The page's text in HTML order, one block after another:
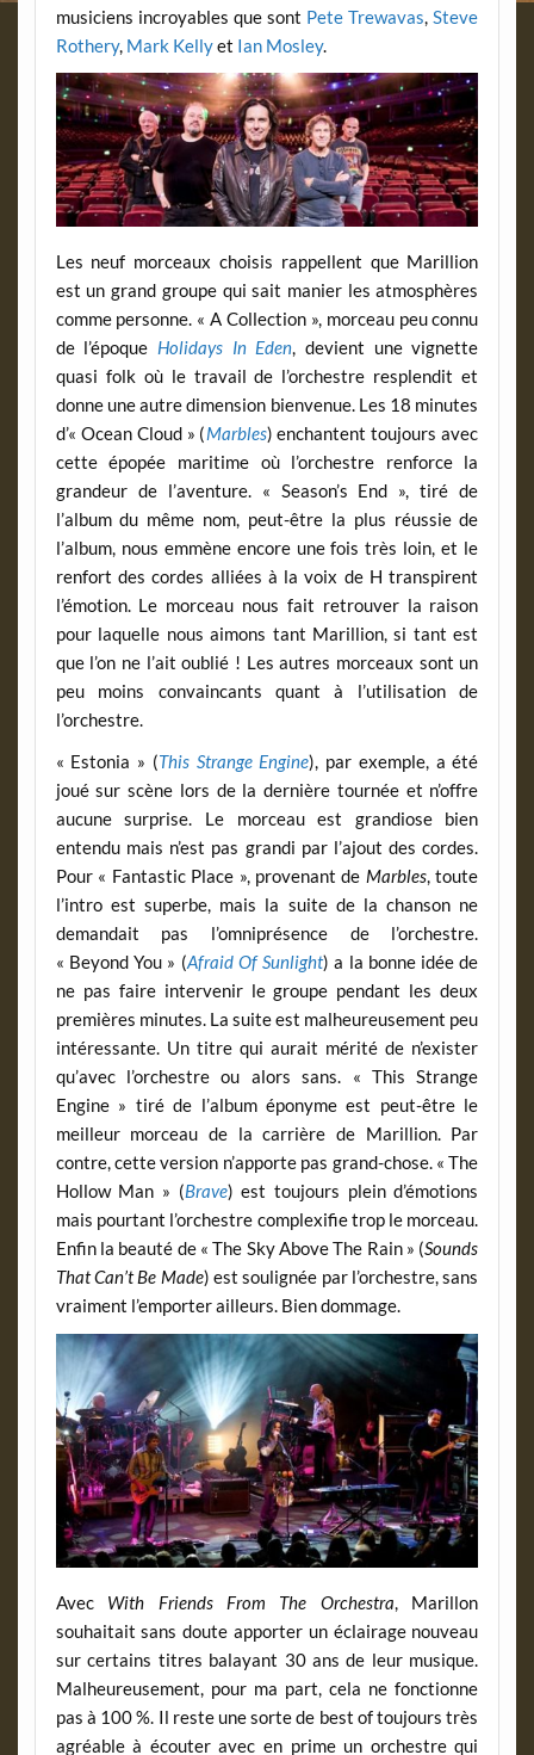
musiciens incroyables que sont Pete Trewavas,Steve
Rothery, Mark Kellyet Ian Mosley.
Les neuf morceaux choisis rappellent que Marillion
est un grand groupe qui sait manier les atmosphères
comme personne. « A Collection », morceau peu connu
de l’époque Holidays In Eden, devient une vignette
quasi folk où le travail de l’orchestre resplendit et
donne une autre dimension bienvenue. Les 18 minutes
d’« Ocean Cloud » (Marbles) enchantent toujours avec
cette épopée maritime où l’orchestre renforce la
grandeur de l’aventure. « Season’s End », tiré de
l’album du même nom, peut-être la plus réussie de
l’album, nous emmène encore une fois très loin, et le
renfort des cordes alliées à la voix de H transpirent
l’émotion. Le morceau nous fait retrouver la raison
pour laquelle nous aimons tant Marillion, si tant est
que l’on ne l’ait oublié ! Les autres morceaux sont un
peu moins convaincants quant à l’utilisation de
l’orchestre.
« Estonia » (This Strange Engine), par exemple, a été
joué sur scène lors de la dernière tournée et n’offre
aucune surprise. Le morceau est grandiose bien
entendu mais n’est pas grandi par l’ajout des cordes.
Pour « Fantastic Place », provenant de Marbles, toute
l’intro est superbe, mais la suite de la chanson ne
demandait pas l’omniprésence de l’orchestre.
« Beyond You » (Afraid Of Sunlight) a la bonne idée de
ne pas faire intervenir le groupe pendant les deux
premières minutes. La suite est malheureusement peu
intéressante. Un titre qui aurait mérité de n’exister
qu’avec l’orchestre ou alors sans. « This Strange
Engine » tiré de l’album éponyme est peut-être le
meilleur morceau de la carrière de Marillion. Par
contre, cette version n’apporte pas grand-chose. « The
Hollow Man » (Brave) est toujours plein d’émotions
mais pourtant l’orchestre complexifie trop le morceau.
Enfin la beauté de « The Sky Above The Rain » (Sounds
That Can’t Be Made) est soulignée par l’orchestre, sans
vraiment l’emporter ailleurs. Bien dommage.
Avec With Friends From The Orchestra, Marillon
souhaitait sans doute apporter un éclairage nouveau
sur certains titres balayant 30 ans de leur musique.
Malheureusement, pour ma part, cela ne fonctionne
pas à 100 %. Il reste une sorte de best of toujours très
agréable à écouter avec en prime un orchestre qui